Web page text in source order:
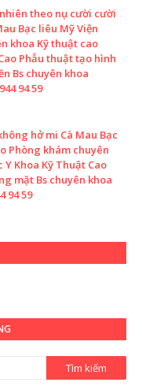
theo nụ cười cười
Bạc liêu Mỹ Viện
khoa Kỹ thuật cao
Phẫu thuật tạo hình
Bs chuyên khoa
94 59
hở mi Cà Mau Bạc
Phòng khám chuyên
Khoa Kỹ Thuật Cao
mặt Bs chuyên khoa
94 59